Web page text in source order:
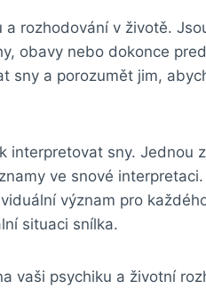
rozhodování v životě.
obavy nebo dokonce
sny a porozumět jim,
interpretovat sny. Jednou
ve snové
význam pro
situaci snílka.
vaši psychiku a životní